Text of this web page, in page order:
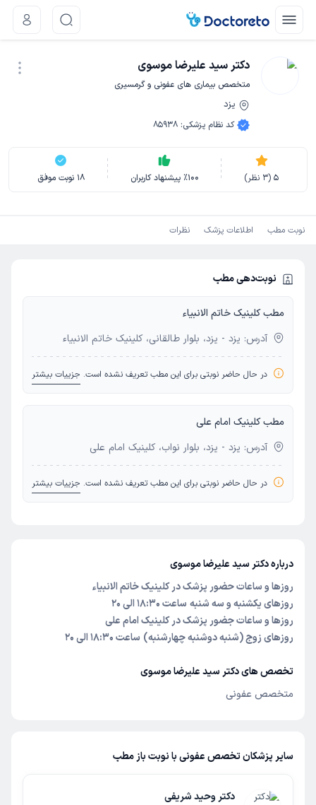
دکتر سید علیرضا موسوی
متخصص بیماری های عفونی و گرمسیری
یزد
کد نظام پزشکی:
85938
5
(
3 نظر) ٪100 پیشنهاد کاربران 18 نوبت موفق
نوبت مطب اطلاعات پزشک نظرات
نوبت‌دهی مطب
مطب کلینیک خاتم الانبیاء
آدرس: یزد - یزد، بلوار طالقانی، کلینیک خاتم الانبیاء
در حال حاضر نوبتی برای این مطب تعریف نشده است. جزییات بیشتر
مطب کلینیک امام علی
آدرس: یزد - یزد، بلوار نواب، کلینیک امام علی
در حال حاضر نوبتی برای این مطب تعریف نشده است. جزییات بیشتر
درباره دکتر سید علیرضا موسوی
روزها و ساعات حضور پزشک در کلینیک خاتم الانبیاء
روزهای یکشنبه و سه شنبه ساعت 18:30 الی 20
روزها و ساعات جضور پزشک در کلینیک امام علی
روزهای زوج (شنبه دوشنبه چهارشنبه) ساعت 18:30 الی 20
تخصص های دکتر سید علیرضا موسوی
متخصص عفونی
سایر پزشکان تخصص عفونی با نوبت باز مطب
دکتر وحید شریفی